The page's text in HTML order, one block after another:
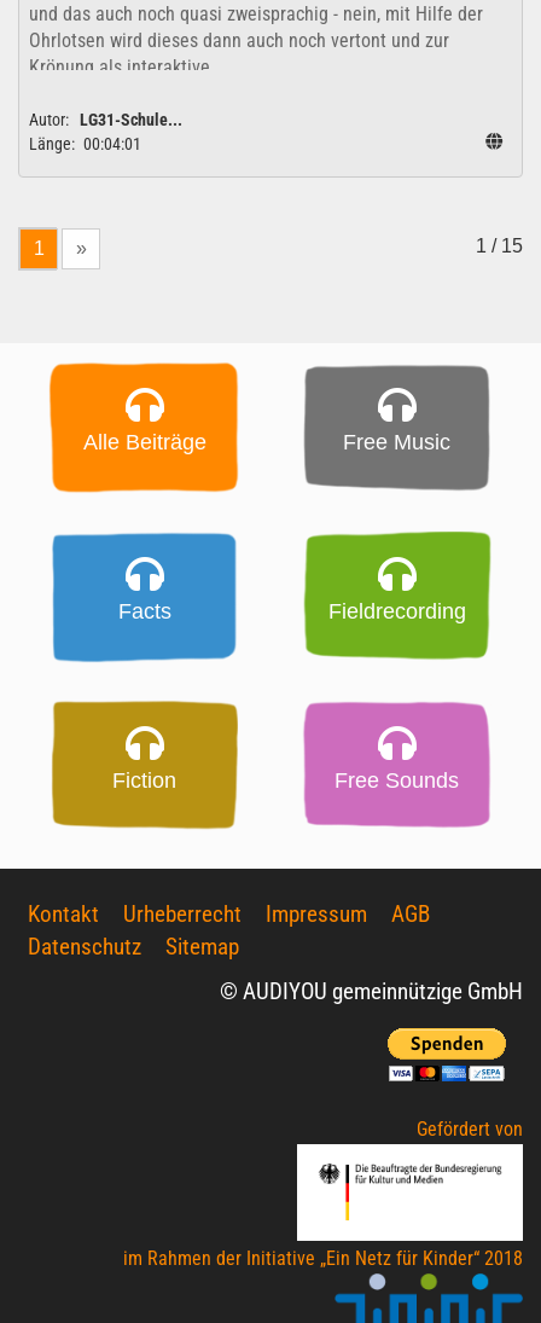
und das auch noch quasi zweisprachig - nein, mit Hilfe der
Ohrlotsen wird dieses dann auch noch vertont und zur
Krönung als interaktive...
Autor: LG31-Schule...
Länge: 00:04:01
1 » 1 / 15
Alle Beiträge Free Music
Facts Fieldrecording
Fiction Free Sounds
Kontakt Urheberrecht Impressum
AGB
Datenschutz
Sitemap
© AUDIYOU gemeinnützige GmbH
Gefördert von
im Rahmen der Initiative „Ein Netz für Kinder“ 2018